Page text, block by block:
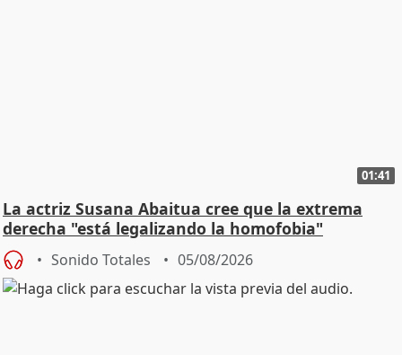
01:41
La actriz Susana Abaitua cree que la extrema
derecha "está legalizando la homofobia"
Sonido Totales 05/08/2026